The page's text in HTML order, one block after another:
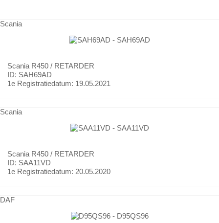
Scania
Scania R450 / RETARDER
ID: SAH69AD
1e Registratiedatum: 19.05.2021
Scania
Scania R450 / RETARDER
ID: SAA11VD
1e Registratiedatum: 20.05.2020
DAF